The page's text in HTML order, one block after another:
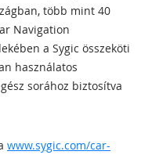
több mint 40
Navigation
a Sygic összeköti
használatos
sorához biztosítva
www.sygic.com/car-